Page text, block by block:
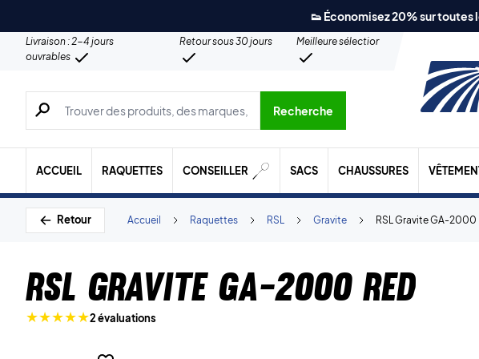
👟 Économisez 20% sur toutes
Livraison : 2-4 jours
ouvrables
Retour sous 30 jours
Meilleure sélection
Recherche de produits, de marques, etc.
Recherche
ACCUEIL RAQUETTES CONSEILLER SACS CHAUSSURES
Retour RSL Gravite GA-2000
Gravite
RSL
Raquettes
Accueil
RSL Gravite GA-2000 Red
2 évaluations